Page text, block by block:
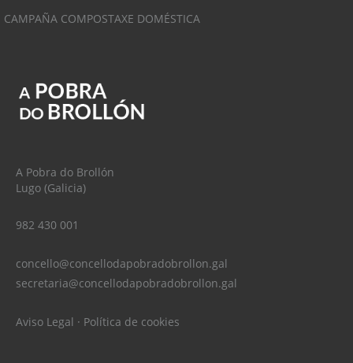
CAMPAÑA COMPOSTAXE DOMÉSTICA
A Pobra do Brollón
Lugo (Galicia)
982 430 001
concello@concellodapobradobrollon.gal
secretaria@concellodapobradobrollon.gal
Aviso Legal · Política de cookies